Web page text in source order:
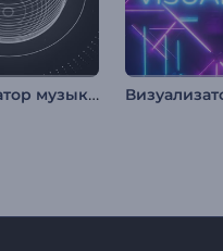
Визуализатор музыки: Вращающаяся сфера